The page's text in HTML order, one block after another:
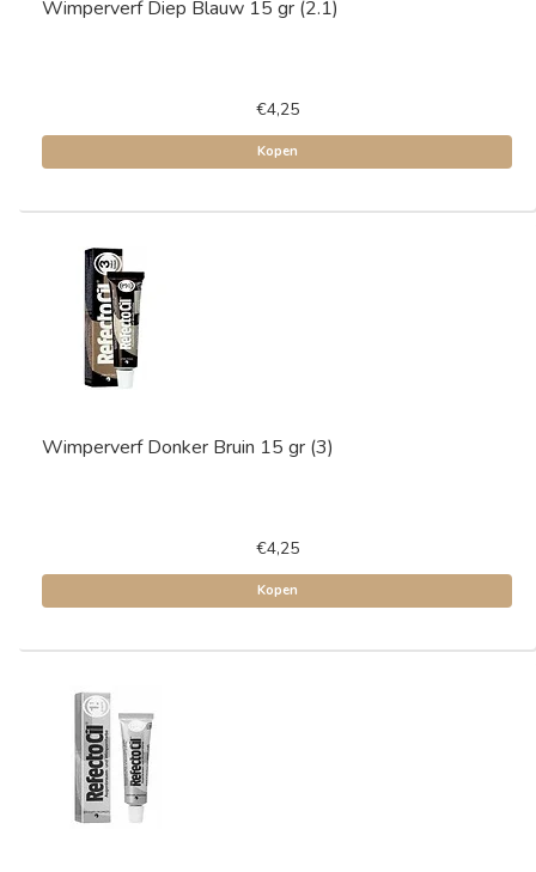
Wimperverf Diep Blauw 15 gr (2.1)
€4,25
Kopen
Wimperverf Donker Bruin 15 gr (3)
€4,25
Kopen